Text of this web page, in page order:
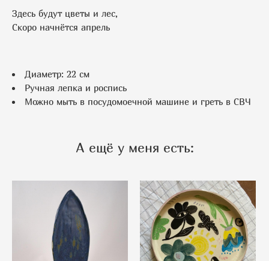
Здесь будут цветы и лес,
Скоро начнётся апрель
Диаметр: 22 см
Ручная лепка и роспись
Можно мыть в посудомоечной машине и греть в СВЧ
А ещё у меня есть: